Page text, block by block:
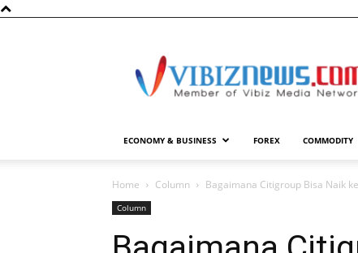
ECONOMY & BUSINESS FOREX COMMODITY
Home Column Bagaimana Citigroup Bisa Naik
Column